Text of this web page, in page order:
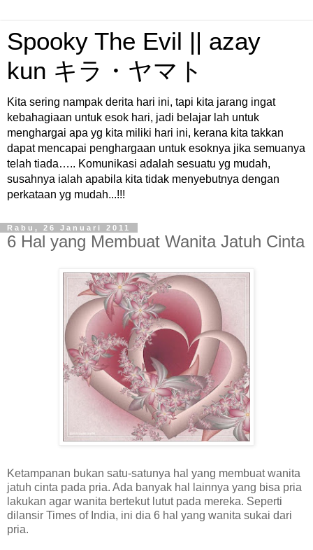
Spooky The Evil || azay
kun キラ・ヤマト
Kita sering nampak derita hari ini, tapi kita jarang ingat
kebahagiaan untuk esok hari, jadi belajar lah untuk
menghargai apa yg kita miliki hari ini, kerana kita takkan
dapat mencapai penghargaan untuk esoknya jika semuanya
telah tiada….. Komunikasi adalah sesuatu yg mudah,
susahnya ialah apabila kita tidak menyebutnya dengan
perkataan yg mudah...!!!
Rabu, 26 Januari 2011
6 Hal yang Membuat Wanita Jatuh Cinta
Ketampanan bukan satu-satunya hal yang membuat wanita
jatuh cinta pada pria. Ada banyak hal lainnya yang bisa pria
lakukan agar wanita bertekut lutut pada mereka. Seperti
dilansir Times of India, ini dia 6 hal yang wanita sukai dari
pria.